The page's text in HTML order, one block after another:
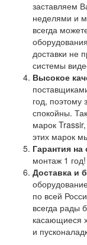
заставляем
неделями и
всегда
доставки не
системы
Высокое
год, поэтому
спокойны.
марок
этих марок
Гарантия
монтаж 1 год!
Доставка и
по всей
всегда рады
касающиеся
и